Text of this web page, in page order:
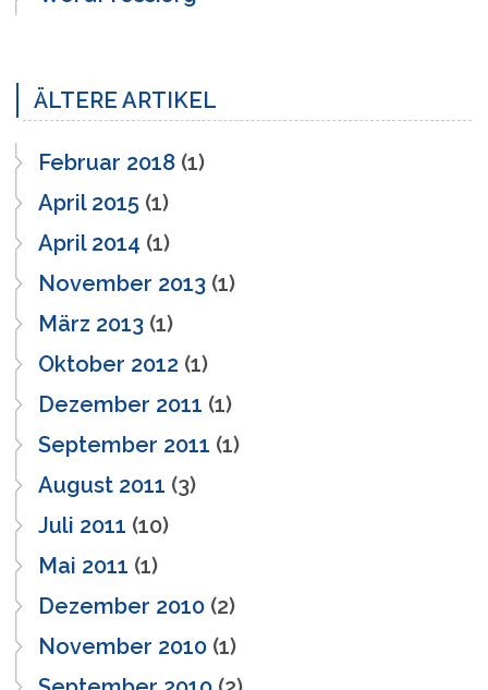
ÄLTERE ARTIKEL
Februar 2018 (1)
April 2015 (1)
April 2014 (1)
November 2013 (1)
März 2013 (1)
Oktober 2012 (1)
Dezember 2011 (1)
September 2011 (1)
August 2011 (3)
Juli 2011 (10)
Mai 2011 (1)
Dezember 2010 (2)
November 2010 (1)